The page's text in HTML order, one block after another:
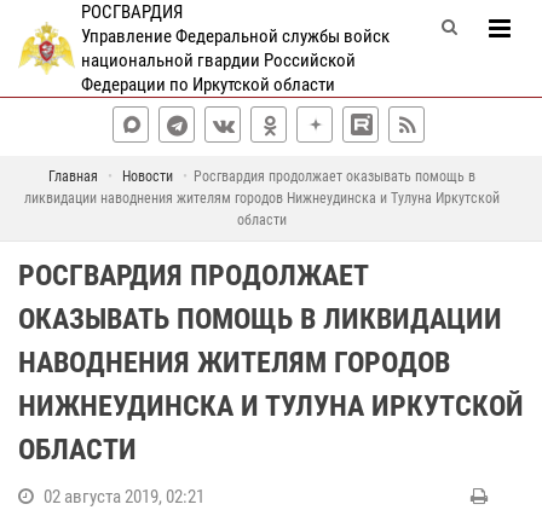
РОСГВАРДИЯ
Управление Федеральной службы войск
национальной гвардии Российской
Федерации по Иркутской области
Главная Новости
Росгвардия продолжает оказывать помощь в
ликвидации наводнения жителям городов Нижнеудинска и Тулуна Иркутской
области
РОСГВАРДИЯ ПРОДОЛЖАЕТ
ОКАЗЫВАТЬ ПОМОЩЬ В ЛИКВИДАЦИИ
НАВОДНЕНИЯ ЖИТЕЛЯМ ГОРОДОВ
НИЖНЕУДИНСКА И ТУЛУНА ИРКУТСКОЙ
ОБЛАСТИ
02 августа 2019, 02:21